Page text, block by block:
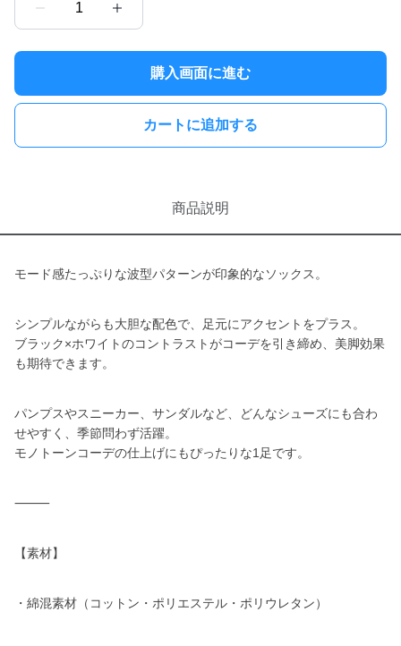
1
購入画面に進む
カートに追加する
商品説明
モード感たっぷりな波型パターンが印象的なソックス。
シンプルながらも大胆な配色で、足元にアクセントをプラス。
ブラック×ホワイトのコントラストがコーデを引き締め、美脚効果
も期待できます。
パンプスやスニーカー、サンダルなど、どんなシューズにも合わ
せやすく、季節問わず活躍。
モノトーンコーデの仕上げにもぴったりな1足です。
⸻
【素材】
・綿混素材（コットン・ポリエステル・ポリウレタン）